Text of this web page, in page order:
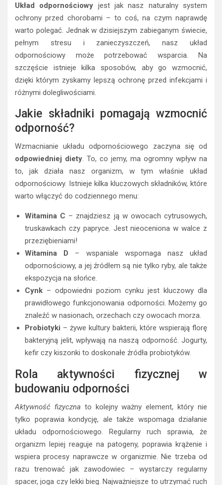
Układ odpornościowy jest jak nasz naturalny system
ochrony przed chorobami – to coś, na czym naprawdę
warto polegać. Jednak w dzisiejszym zabieganym świecie,
pełnym stresu i zanieczyszczeń, nasz układ
odpornościowy może potrzebować wsparcia. Na
szczęście istnieje kilka sposobów, aby go wzmocnić,
dzięki którym zyskamy lepszą ochronę przed infekcjami i
różnymi dolegliwościami.
Jakie składniki pomagają wzmocnić
odporność?
Wzmacnianie układu odpornościowego zaczyna się od
odpowiedniej diety. To, co jemy, ma ogromny wpływ na
to, jak działa nasz organizm, w tym właśnie układ
odpornościowy. Istnieje kilka kluczowych składników, które
warto włączyć do codziennego menu:
Witamina C – znajdziesz ją w owocach cytrusowych,
truskawkach czy papryce. Jest nieoceniona w walce z
przeziębieniami!
Witamina D – wspaniale wspomaga nasz układ
odpornościowy, a jej źródłem są nie tylko ryby, ale także
ekspozycja na słońce.
Cynk – odpowiedni poziom cynku jest kluczowy dla
prawidłowego funkcjonowania odporności. Możemy go
znaleźć w nasionach, orzechach czy owocach morza.
Probiotyki – żywe kultury bakterii, które wspierają florę
bakteryjną jelit, wpływają na naszą odporność. Jogurty,
kefir czy kiszonki to doskonałe źródła probiotyków.
Rola aktywności fizycznej w
budowaniu odporności
Aktywność fizyczna to kolejny ważny element, który nie
tylko poprawia kondycję, ale także wspomaga działanie
układu odpornościowego. Regularny ruch sprawia, że
organizm lepiej reaguje na patogeny, poprawia krążenie i
wspiera procesy naprawcze w organizmie. Nie trzeba od
razu trenować jak zawodowiec – wystarczy regularny
spacer, joga czy lekki bieg. Najważniejsze to utrzymać ruch